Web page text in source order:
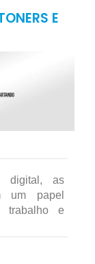
E
digital, as
um papel
trabalho e